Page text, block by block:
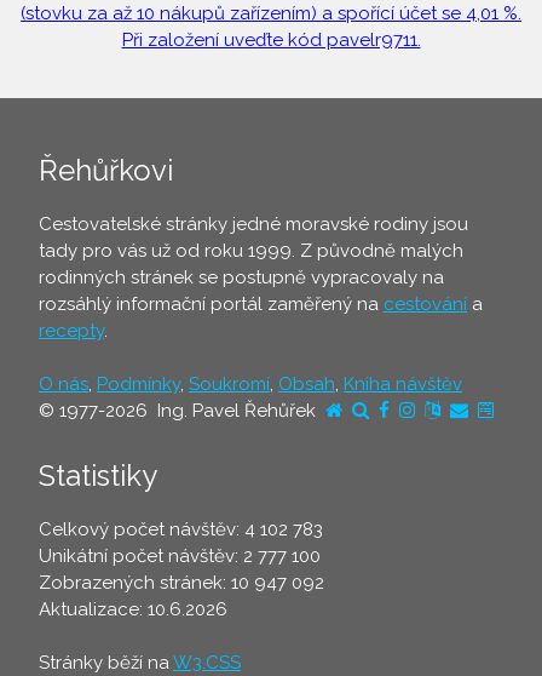
(stovku za až 10 nákupů zařízením) a spořící účet se 4,01 %.
Při založení uveďte kód pavelr9711.
Řehůřkovi
Cestovatelské stránky jedné moravské rodiny jsou
tady pro vás už od roku 1999. Z původně malých
rodinných stránek se postupně vypracovaly na
rozsáhlý informační portál zaměřený na cestování a
recepty.
O nás, Podmínky, Soukromí, Obsah, Kniha návštěv
© 1977-2026 Ing. Pavel Řehůřek
Statistiky
Celkový počet návštěv: 4 102 783
Unikátní počet návštěv: 2 777 100
Zobrazených stránek: 10 947 092
Aktualizace: 10.6.2026
Stránky běží naW3.CSS